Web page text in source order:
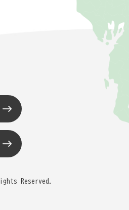
Reserved.